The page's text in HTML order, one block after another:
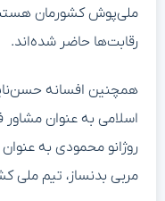
ملی‌پوش کشورمان هستند
رقابت‌ها حاضر شده‌اند.
همچنین افسانه
اسلامی به عنوان مشاور
روژانو محمودی به
مربی بدنساز، تیم ملی